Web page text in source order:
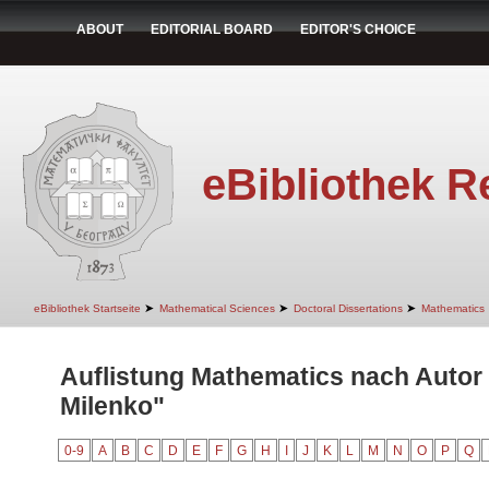
ABOUT EDITORIAL BOARD EDITOR'S CHOICE
eBibliothek
eBibliothek Startseite ➤ Mathematical Sciences ➤ Doctoral Dissertations ➤ Mathematics
Auflistung Mathematics nach
Milenko"
0-9 A B C D E F G H J K L M N O P Q